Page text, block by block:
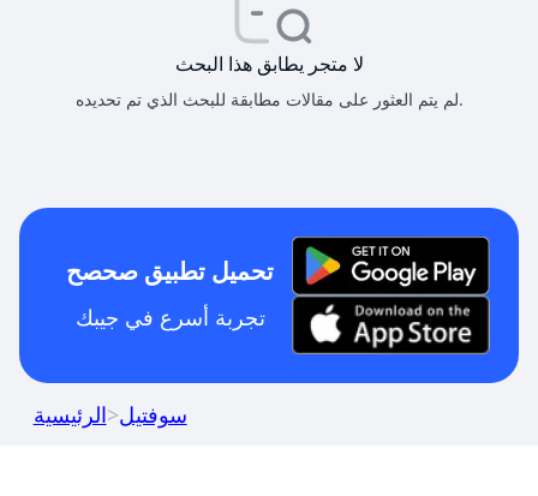
لا متجر يطابق هذا البحث
لم يتم العثور على مقالات مطابقة للبحث الذي تم تحديده.
تحميل تطبيق صحصح
تجربة أسرع في جيبك
الرئيسية>سوفتيل